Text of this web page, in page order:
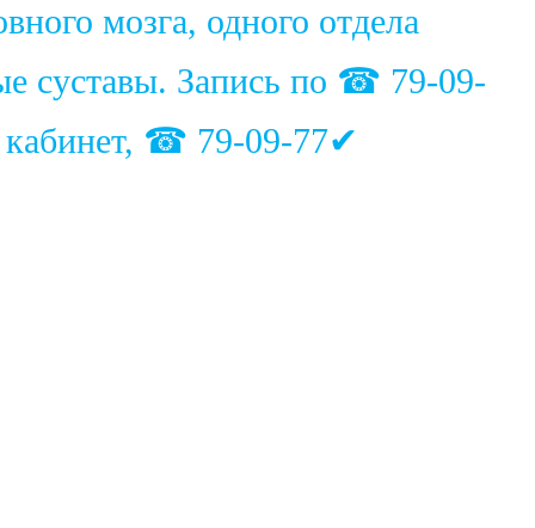
мозга, одного отдела
суставы. Запись по ☎ 79-09-
кабинет, ☎ 79-09-77✔